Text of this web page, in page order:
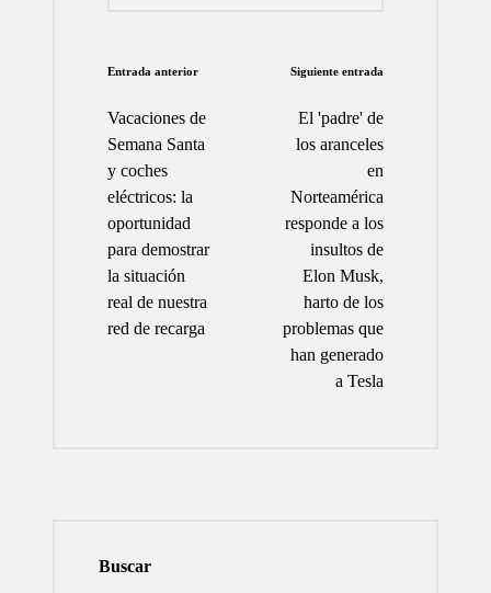
Navegación
de
entradas
Entrada anterior
Vacaciones de
Semana Santa
y coches
eléctricos: la
oportunidad
para demostrar
la situación
real de nuestra
red de recarga
Siguiente entrada
El 'padre' de
los aranceles
en
Norteamérica
responde a los
insultos de
Elon Musk,
harto de los
problemas que
han generado
a Tesla
Buscar